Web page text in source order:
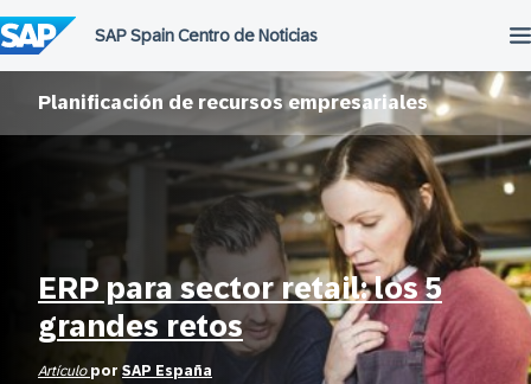
al
contenido
Planificación de recursos empresariales
ERP para sector retail: los 5
grandes retos
Artículo porSAP España